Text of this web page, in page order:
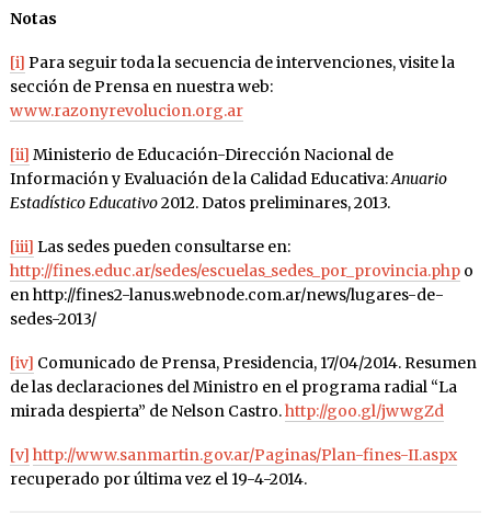
Notas
[i] Para seguir toda la secuencia de intervenciones, visite la
sección de Prensa en nuestra web:
www.razonyrevolucion.org.ar
[ii] Ministerio de Educación-Dirección Nacional de
Información y Evaluación de la Calidad Educativa:Anuario
Estadístico Educativo2012. Datos preliminares, 2013.
[iii] Las sedes pueden consultarse en:
http://fines.educ.ar/sedes/escuelas_sedes_por_provincia.phpo
en http://fines2-lanus.webnode.com.ar/news/lugares-de-
sedes-2013/
[iv] Comunicado de Prensa, Presidencia, 17/04/2014. Resumen
de las declaraciones del Ministro en el programa radial “La
mirada despierta” de Nelson Castro.http://goo.gl/jwwgZd
[v] http://www.sanmartin.gov.ar/Paginas/Plan-fines-II.aspx
recuperado por última vez el 19-4-2014.